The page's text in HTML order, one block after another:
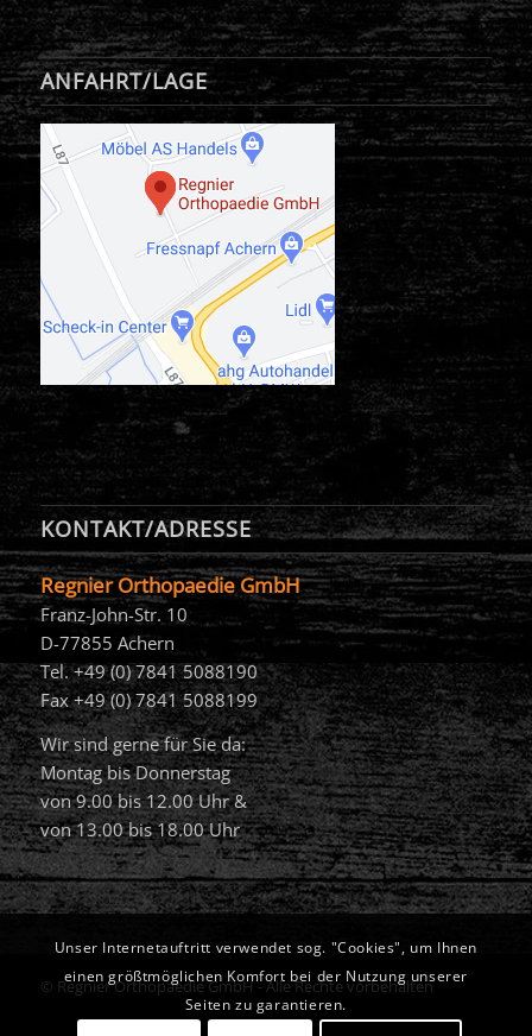
ANFAHRT/LAGE
KONTAKT/ADRESSE
Regnier Orthopaedie GmbH
Franz-John-Str. 10
D-77855 Achern
Tel. +49 (0) 7841 5088190
Fax +49 (0) 7841 5088199
Wir sind gerne für Sie da:
Montag bis Donnerstag
von 9.00 bis 12.00 Uhr &
von 13.00 bis 18.00 Uhr
© Regnier Orthopaedie GmbH - Alle Rechte vorbehalten
Unser Internetauftritt verwendet sog. "Cookies", um Ihnen
einen größtmöglichen Komfort bei der Nutzung unserer
Seiten zu garantieren.